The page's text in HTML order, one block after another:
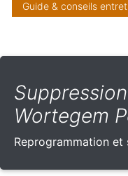
Guide & conseils
Wortegem
Reprogrammation